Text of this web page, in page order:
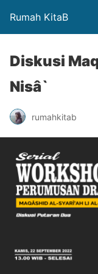
Rumah KitaB
Diskusi
Nisâ`
rumahkitab